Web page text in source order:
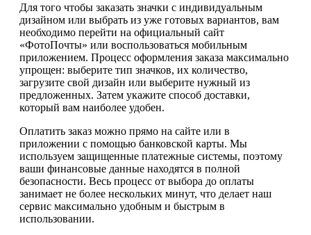
Для того чтобы заказать значки с индивидуальным
дизайном или выбрать из уже готовых вариантов, вам
необходимо перейти на официальный сайт
«ФотоПочты» или воспользоваться мобильным
приложением. Процесс оформления заказа максимально
упрощен: выберите тип значков, их количество,
загрузите свой дизайн или выберите нужный из
предложенных. Затем укажите способ доставки,
который вам наиболее удобен.
Оплатить заказ можно прямо на сайте или в
приложении с помощью банковской карты. Мы
используем защищенные платежные системы, поэтому
ваши финансовые данные находятся в полной
безопасности. Весь процесс от выбора до оплаты
занимает не более нескольких минут, что делает наш
сервис максимально удобным и быстрым в
использовании.